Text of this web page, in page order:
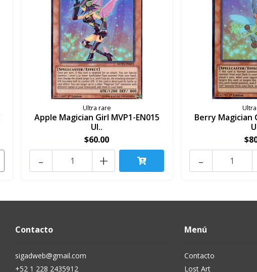
Ultra rare
Apple Magician Girl MVP1-EN015
Ul..
$60.00
+
-
Berry Magician
-
Contacto
sigadweb@gmail.com
+52 1 228 2435912
Menú
Contacto
Lost Art